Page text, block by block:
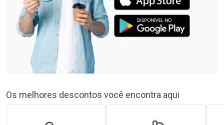
Os melhores descontos você encontra aqui